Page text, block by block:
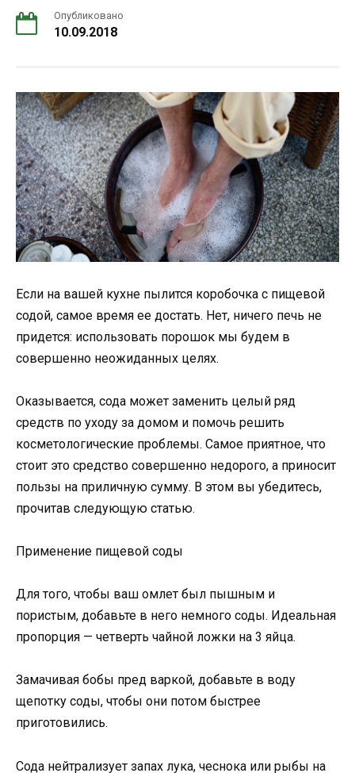
Опубликовано
10.09.2018
Если на вашей кухне пылится коробочка с пищевой
содой, самое время ее достать. Нет, ничего печь не
придется: использовать порошок мы будем в
совершенно неожиданных целях.
Оказывается, сода может заменить целый ряд
средств по уходу за домом и помочь решить
косметологические проблемы. Самое приятное, что
стоит это средство совершенно недорого, а приносит
пользы на приличную сумму. В этом вы убедитесь,
прочитав следующую статью.
Применение пищевой соды
Для того, чтобы ваш омлет был пышным и
пористым, добавьте в него немного соды. Идеальная
пропорция — четверть чайной ложки на 3 яйца.
Замачивая бобы пред варкой, добавьте в воду
щепотку соды, чтобы они потом быстрее
приготовились.
Сода нейтрализует запах лука, чеснока или рыбы на